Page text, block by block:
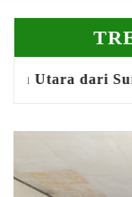
Penulisan